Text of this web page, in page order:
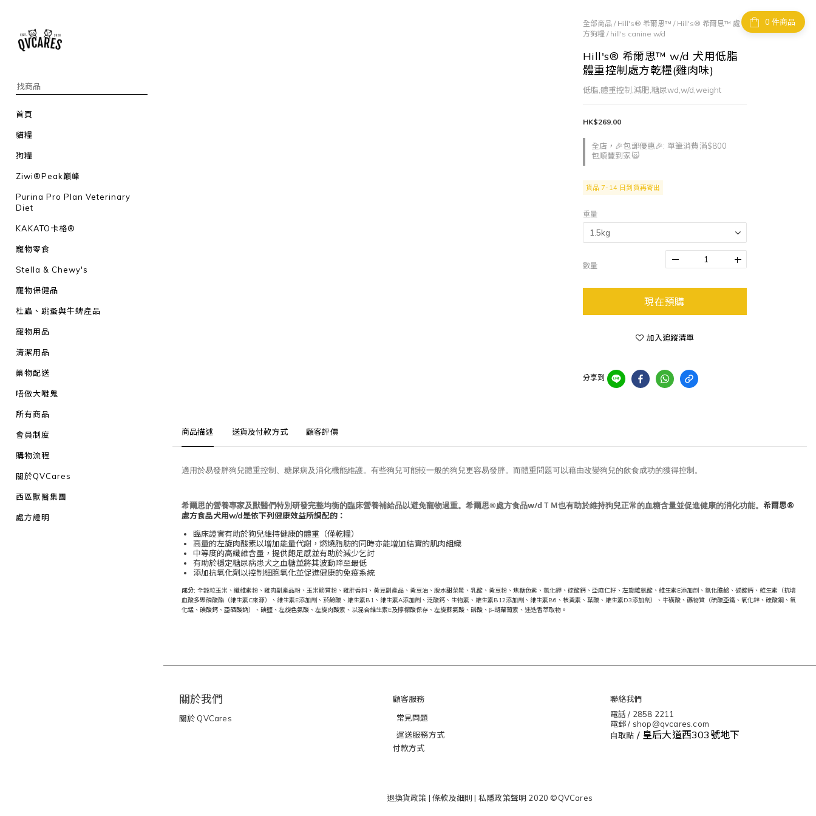
首頁
貓糧
狗糧
Ziwi®Peak巔峰
Purina Pro Plan Veterinary
Diet
KAKATO卡格®
寵物零食
Stella & Chewy's
寵物保健品
杜蟲、跳蚤與牛蜱產品
寵物用品
清潔用品
藥物配送
唔做大嘥鬼
所有商品
會員制度
購物流程
關於QVCares
西區獸醫集團
處方證明
件商品
全部商品 / Hill's® 希爾思™ / Hill's® 希爾思™ 處
方狗糧/ hill's canine w/d
Hill's® 希爾思™ w/d 犬用低脂
體重控制處方乾糧(雞肉味)
低脂,體重控制,減肥,糖尿wd,w/d,weight
全店，🎉包郵優惠🎉: 單筆消費滿$800
包順豐到家🙀
HK$269.00
貨品 7-14 日到貨再寄出
重量
數量
現在預購
加入追蹤清單
分享到
商品描述 送貨及付款方式 顧客評價
適用於易發胖狗兒體重控制、糖尿病及消化機能維護。有些狗兒可能較一般的狗兒更容易發胖。而體重問題可以藉由改變狗兒的飲食成功的獲得控制。
希爾思的營養專家及獸醫們特別研發完整均衡的臨床營養補給品以避免寵物過重。希爾思®處方食品w/dＴＭ也有助於維持狗兒正常的血糖含量並促進健康的消化功能。 希爾思®
處方食品犬用w/d是依下列健康效益所調配的：
臨床證實有助於狗兒維持健康的體重（僅乾糧）
高量的左旋肉酸素以增加能量代謝，燃燒脂肪的同時亦能增加結實的肌肉組織
中等度的高纖維含量，提供飽足感並有助於減少乞討
有助於穩定糖尿病患犬之血糖並將其波動降至最低
添加抗氧化劑以控制細胞氧化並促進健康的免疫系統
成分: 全穀粒玉米、纖維素粉、雞肉副產品粉、玉米筋質粉、雞肝香料、黃豆副產品、黃豆油、脫水甜菜漿、乳酸、黃豆粉、焦糖色素、氯化鉀、硫酸鈣、亞麻仁籽、左旋離氨酸、維生素E添加劑、氯化膽鹼、碳酸鈣、維生素（抗壞
血酸多聚磷酸酯（維生素C來源）、維生素E添加劑、菸鹼酸、維生素B1、維生素A添加劑、泛酸鈣、生物素、維生素B12添加劑、維生素B6、核黃素、葉酸、維生素D3添加劑）、牛磺酸、礦物質（硫酸亞鐵、氧化鋅、硫酸銅、氧
化錳、碘酸鈣、亞硒酸鈉）、碘鹽、左旋色氨酸、左旋肉酸素、以混合維生素E及檸檬酸保存、左旋蘇氨酸、磷酸、β-胡蘿蔔素、迷迭香萃取物。
關於我們
關於 QVCares
顧客服務
常見問題
運送服務方式
付款方式
聯絡我們
電話 / 2858 2211
電郵 / shop@qvcares.com
自取點 / 皇后大道西303號地下
退換貨政策 |條款及細則 | 私隱政策聲明 2020 ©QVCares